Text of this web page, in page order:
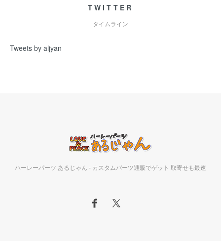
TWITTER
タイムライン
Tweets by aljyan
ハーレーパーツ あるじゃん - カスタムパーツ通販でゲット 取寄せも最速